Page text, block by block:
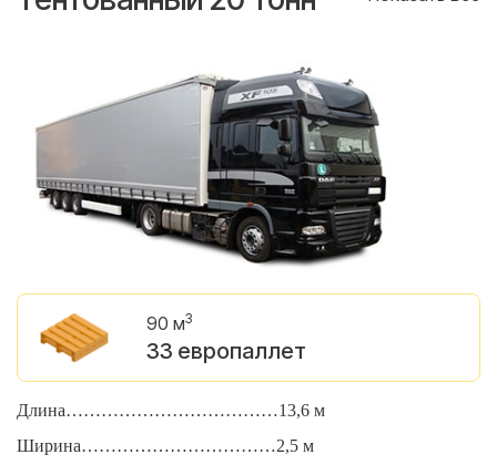
90 м3
33 европаллет
Длина………………………………13,6 м
Ширина……………………………2,5 м